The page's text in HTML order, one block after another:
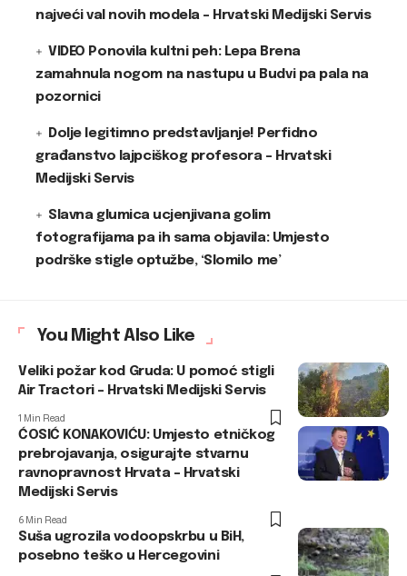
najveći val novih modela – Hrvatski Medijski Servis
VIDEO Ponovila kultni peh: Lepa Brena
zamahnula nogom na nastupu u Budvi pa pala na
pozornici
Dolje legitimno predstavljanje! Perfidno
građanstvo lajpciškog profesora – Hrvatski
Medijski Servis
Slavna glumica ucjenjivana golim
fotografijama pa ih sama objavila: Umjesto
podrške stigle optužbe, ‘Slomilo me’
You Might Also Like
Veliki požar kod Gruda: U pomoć stigli
Air Tractori – Hrvatski Medijski Servis
1 Min Read
ĆOSIĆ KONAKOVIĆU: Umjesto etničkog
prebrojavanja, osigurajte stvarnu
ravnopravnost Hrvata – Hrvatski
Medijski Servis
6 Min Read
Suša ugrozila vodoopskrbu u BiH,
posebno teško u Hercegovini